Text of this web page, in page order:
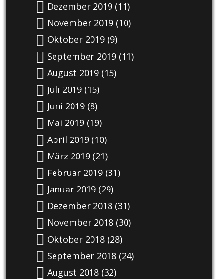
Dezember 2019(11)
November 2019(10)
Oktober 2019(9)
September 2019(11)
August 2019(15)
Juli 2019(15)
Juni 2019(8)
Mai 2019(19)
April 2019(10)
März 2019(21)
Februar 2019(31)
Januar 2019(29)
Dezember 2018(31)
November 2018(30)
Oktober 2018(28)
September 2018(24)
August 2018(32)